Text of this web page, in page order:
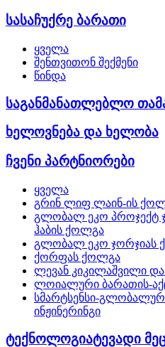
სასაჩუქრე ბარათი
ყველა
შენთვითონ შექმენი
წინდა
საგანმანათლებლო
ხელოვნება და ხელობა
ჩვენი პარტნიორები
ყველა
გრინ ლიფ ლაინ-ის
გლობალ ეკო პროჯექტ
ჰაბის ქოლგა
გლობალ ეკო ჯორჯიას
ქორფას ქოლგა
ლევან კიკილაშვილი
ლოიალური ბარათის-
სმარტსენსი-
ინჟინერინგი
ტექნოლოგიატევადი